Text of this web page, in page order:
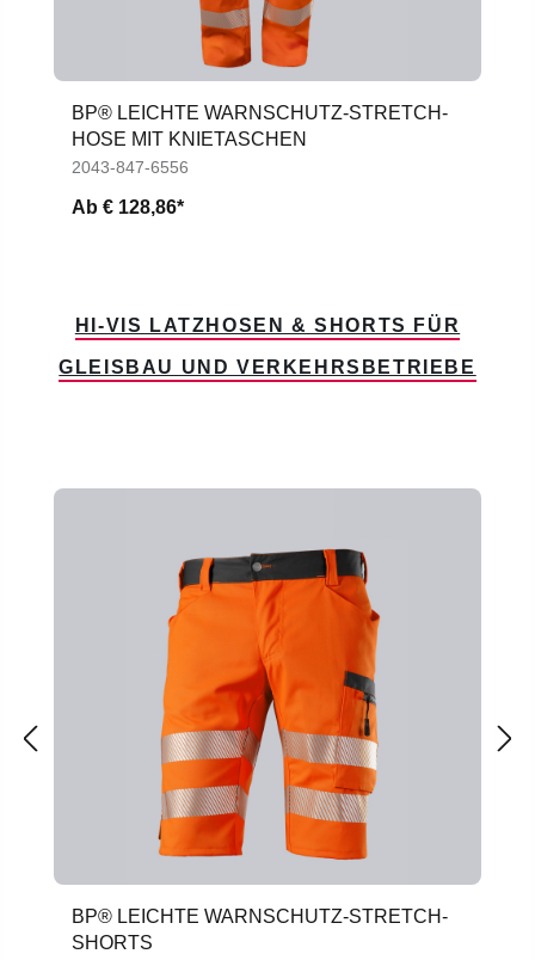
BP® LEICHTE WARNSCHUTZ-STRETCH-
HOSE MIT KNIETASCHEN
2043-847-6556
Ab € 128,86*
HI-VIS LATZHOSEN & SHORTS FÜR
GLEISBAU UND VERKEHRSBETRIEBE
BP® LEICHTE WARNSCHUTZ-STRETCH-
SHORTS